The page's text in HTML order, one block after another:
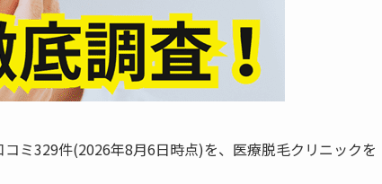
ミ329件(2026年8月6日時点)を、医療脱毛クリニックを